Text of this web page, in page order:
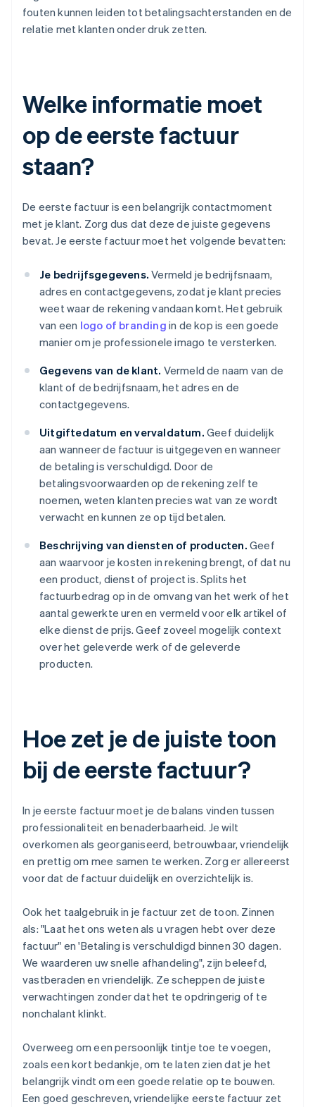
fouten kunnen leiden tot betalingsachterstanden en de
relatie met klanten onder druk zetten.
Welke informatie moet
op de eerste factuur
staan?
De eerste factuur is een belangrijk contactmoment
met je klant. Zorg dus dat deze de juiste gegevens
bevat. Je eerste factuur moet het volgende bevatten:
Je bedrijfsgegevens. Vermeld je bedrijfsnaam,
adres en contactgegevens, zodat je klant precies
weet waar de rekening vandaan komt. Het gebruik
van een logo of branding in de kop is een goede
manier om je professionele imago te versterken.
Gegevens van de klant. Vermeld de naam van de
klant of de bedrijfsnaam, het adres en de
contactgegevens.
Uitgiftedatum en vervaldatum. Geef duidelijk
aan wanneer de factuur is uitgegeven en wanneer
de betaling is verschuldigd. Door de
betalingsvoorwaarden op de rekening zelf te
noemen, weten klanten precies wat van ze wordt
verwacht en kunnen ze op tijd betalen.
Beschrijving van diensten of producten. Geef
aan waarvoor je kosten in rekening brengt, of dat nu
een product, dienst of project is. Splits het
factuurbedrag op in de omvang van het werk of het
aantal gewerkte uren en vermeld voor elk artikel of
elke dienst de prijs. Geef zoveel mogelijk context
over het geleverde werk of de geleverde
producten.
Hoe zet je de juiste toon
bij de eerste factuur?
In je eerste factuur moet je de balans vinden tussen
professionaliteit en benaderbaarheid. Je wilt
overkomen als georganiseerd, betrouwbaar, vriendelijk
en prettig om mee samen te werken. Zorg er allereerst
voor dat de factuur duidelijk en overzichtelijk is.
Ook het taalgebruik in je factuur zet de toon. Zinnen
als: "Laat het ons weten als u vragen hebt over deze
factuur" en 'Betaling is verschuldigd binnen 30 dagen.
We waarderen uw snelle afhandeling", zijn beleefd,
vastberaden en vriendelijk. Ze scheppen de juiste
verwachtingen zonder dat het te opdringerig of te
nonchalant klinkt.
Overweeg om een persoonlijk tintje toe te voegen,
zoals een kort bedankje, om te laten zien dat je het
belangrijk vindt om een goede relatie op te bouwen.
Een goed geschreven, vriendelijke eerste factuur zet